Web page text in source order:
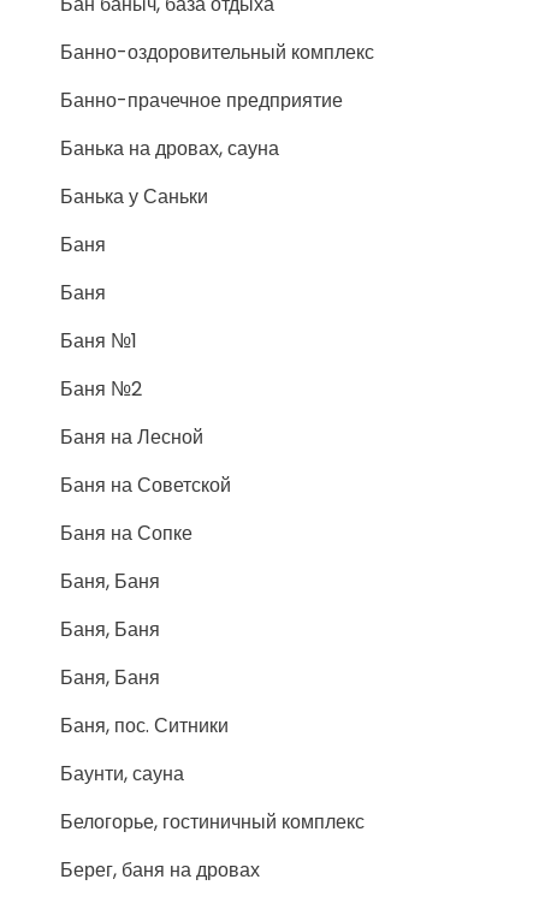
Банно-оздоровительный комплекс
Банно-прачечное предприятие
Банька на дровах, сауна
Банька у Саньки
Баня
Баня
Баня №1
Баня №2
Баня на Лесной
Баня на Советской
Баня на Сопке
Баня, Баня
Баня, Баня
Баня, Баня
Баня, пос. Ситники
Баунти, сауна
Белогорье, гостиничный комплекс
Берег, баня на дровах